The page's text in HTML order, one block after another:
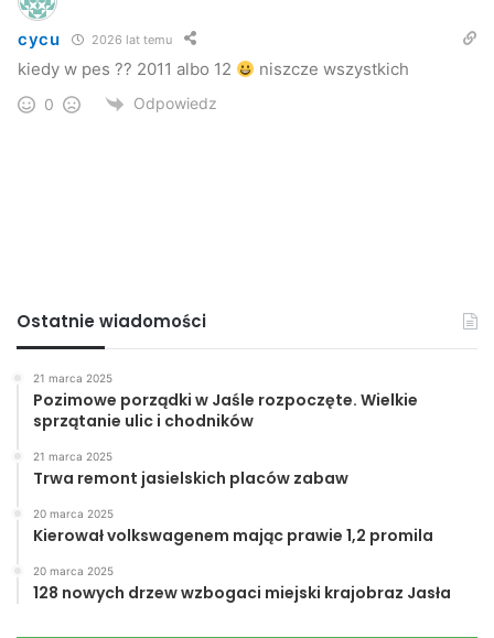
cycu 2026 lat temu
kiedy w pes ?? 2011 albo 12 niszcze wszystkich
0 Odpowiedz
Ostatnie wiadomości
21 marca 2025
Pozimowe porządki w Jaśle rozpoczęte. Wielkie
sprzątanie ulic i chodników
21 marca 2025
Trwa remont jasielskich placów zabaw
20 marca 2025
Kierował volkswagenem mając prawie 1,2 promila
20 marca 2025
128 nowych drzew wzbogaci miejski krajobraz Jasła